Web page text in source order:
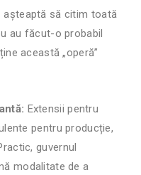
așteaptă să citim toată
au făcut-o probabil
această „operă”
Extensii pentru
pentru producție,
guvernul
modalitate de a